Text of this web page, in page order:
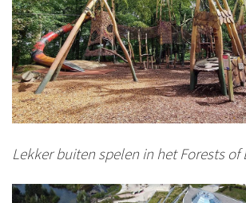
Lekker buiten spelen in het Forests of